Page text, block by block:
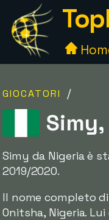
GIOCATORI /
Simy da Nigeria è
2019/2020.
Il nome completo
Onitsha, Nigeria.